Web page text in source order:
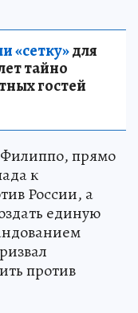
«сетку»для
тайно
гостей
прямо
к
России, а
единую
против